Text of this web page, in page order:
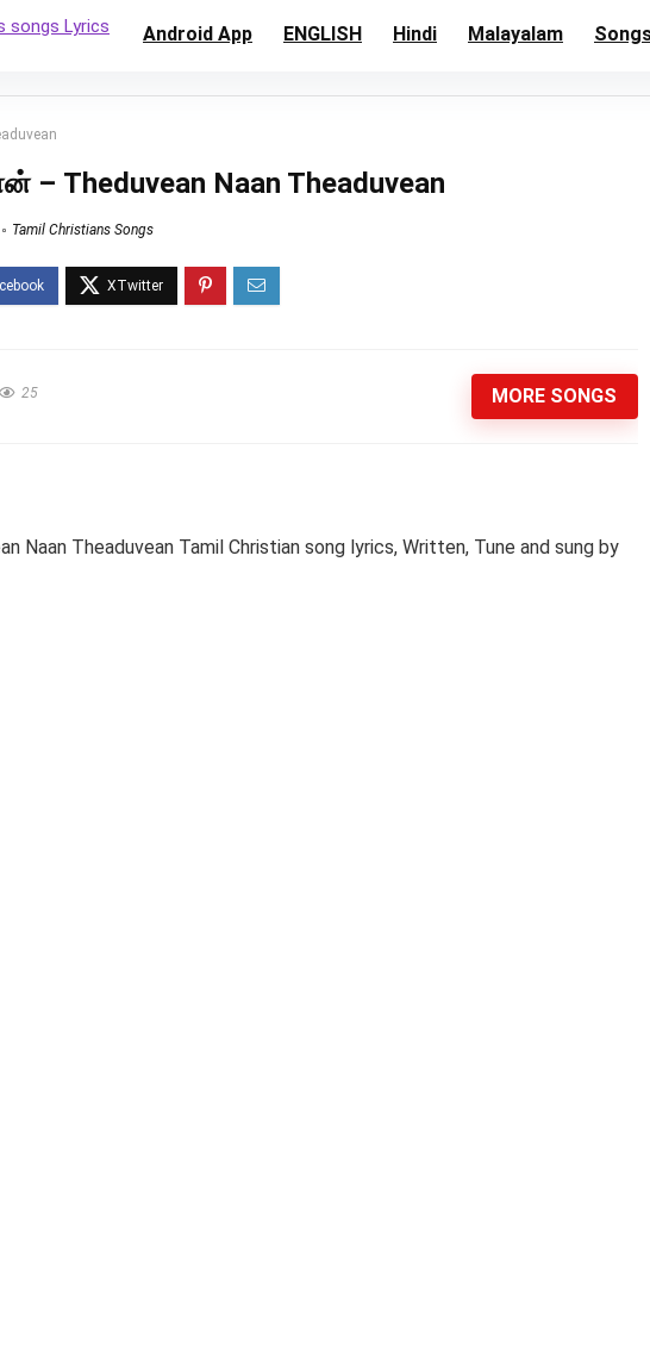
Android App ENGLISH Hindi Malayalam
– Theduvean Naan Theaduvean
Tamil Christians Songs
25 MORE SONGS
Theaduvean Tamil Christian song lyrics, Written, Tune and sung by